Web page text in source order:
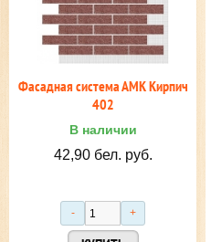
Фасадная система АМК Кирпич
402
В наличии
42,90 бел. руб.